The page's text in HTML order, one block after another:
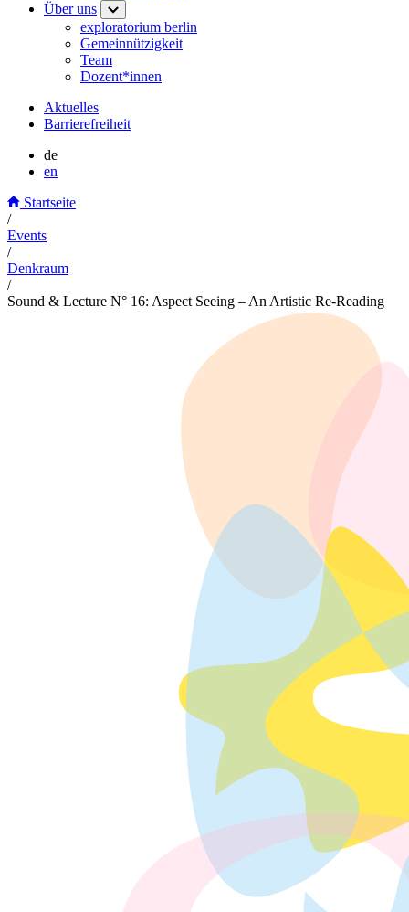
Über uns
exploratorium berlin
Gemeinnützigkeit
Team
Dozent*innen
Aktuelles
Barrierefreiheit
de
en
Startseite
/
Events
/
Denkraum
/
Sound & Lecture N° 16: Aspect Seeing – An Artistic Re-Reading